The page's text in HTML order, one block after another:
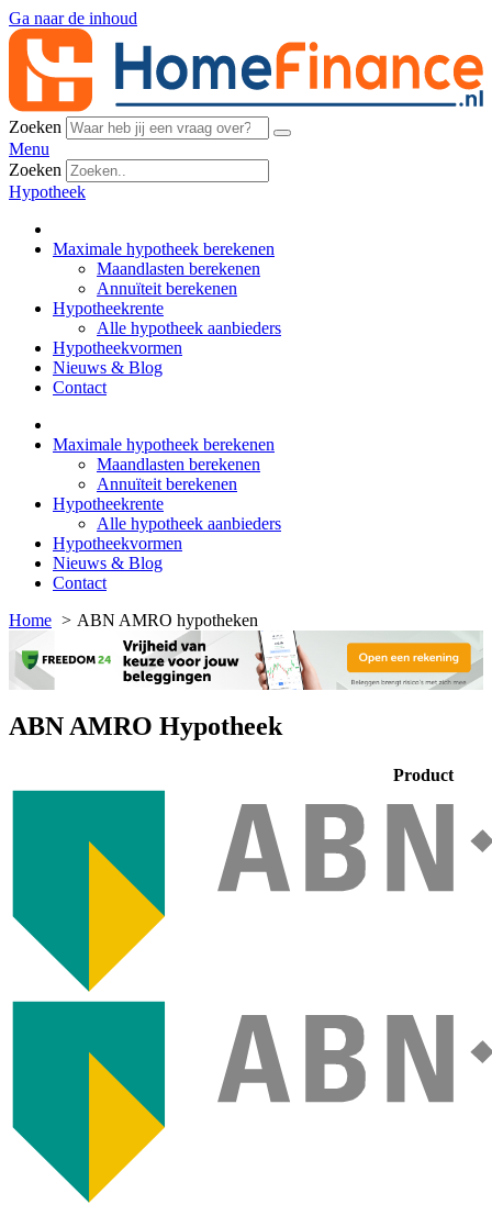
Ga naar de inhoud
Zoeken
Menu
Zoeken
Hypotheek
Maximale hypotheek berekenen
Maandlasten berekenen
Annuïteit berekenen
Hypotheekrente
Alle hypotheek aanbieders
Hypotheekvormen
Nieuws & Blog
Contact
Maximale hypotheek berekenen
Maandlasten berekenen
Annuïteit berekenen
Hypotheekrente
Alle hypotheek aanbieders
Hypotheekvormen
Nieuws & Blog
Contact
Home
ABN AMRO hypotheken
ABN AMRO Hypotheek
Product